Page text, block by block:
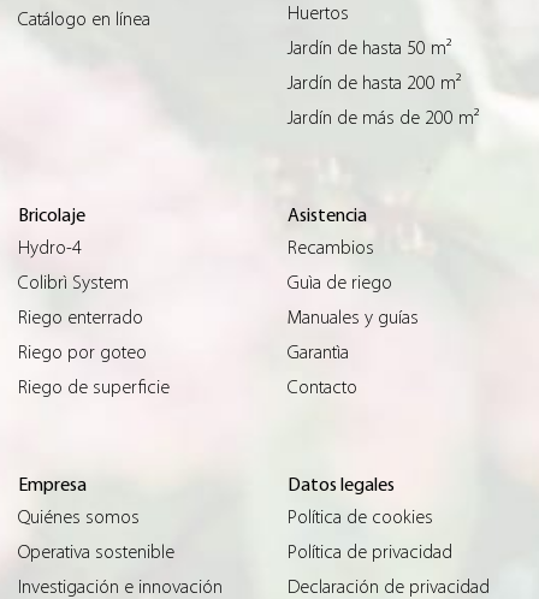
Catálogo en línea
Huertos
Jardín de hasta 50 m²
Jardín de hasta 200 m²
Jardín de más de 200 m²
Bricolaje
Hydro-4
Colibrì System
Riego enterrado
Riego por goteo
Riego de superficie
Asistencia
Recambios
Guìa de riego
Manuales y guías
Garantìa
Contacto
Empresa
Quiénes somos
Operativa sostenible
Investigación e innovación
Datos legales
Política de cookies
Política de privacidad
Declaración de privacidad